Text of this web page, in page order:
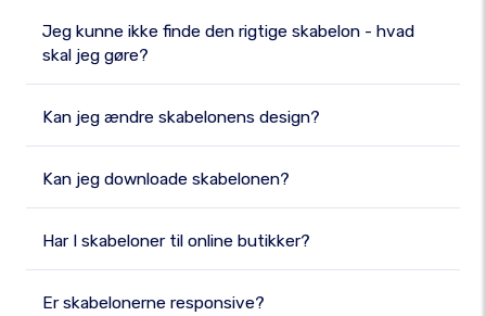
Jeg kunne ikke finde den rigtige skabelon - hvad
skal jeg gøre?
Kan jeg ændre skabelonens design?
Kan jeg downloade skabelonen?
Har I skabeloner til online butikker?
Er skabelonerne responsive?